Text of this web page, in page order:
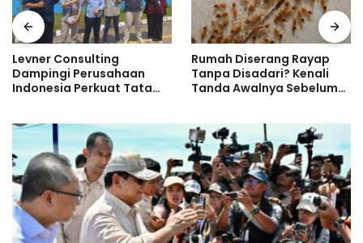
Levner Consulting
Dampingi Perusahaan
Indonesia Perkuat Tata
Rumah Diserang Rayap
Tanpa Disadari? Kenali
Tanda Awalnya Sebelum